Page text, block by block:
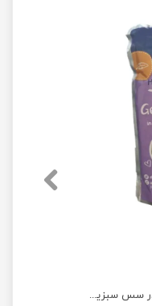
پوچ گربه وینستون با طعم مرغ در سس سبزیجات وزن 100 گرم